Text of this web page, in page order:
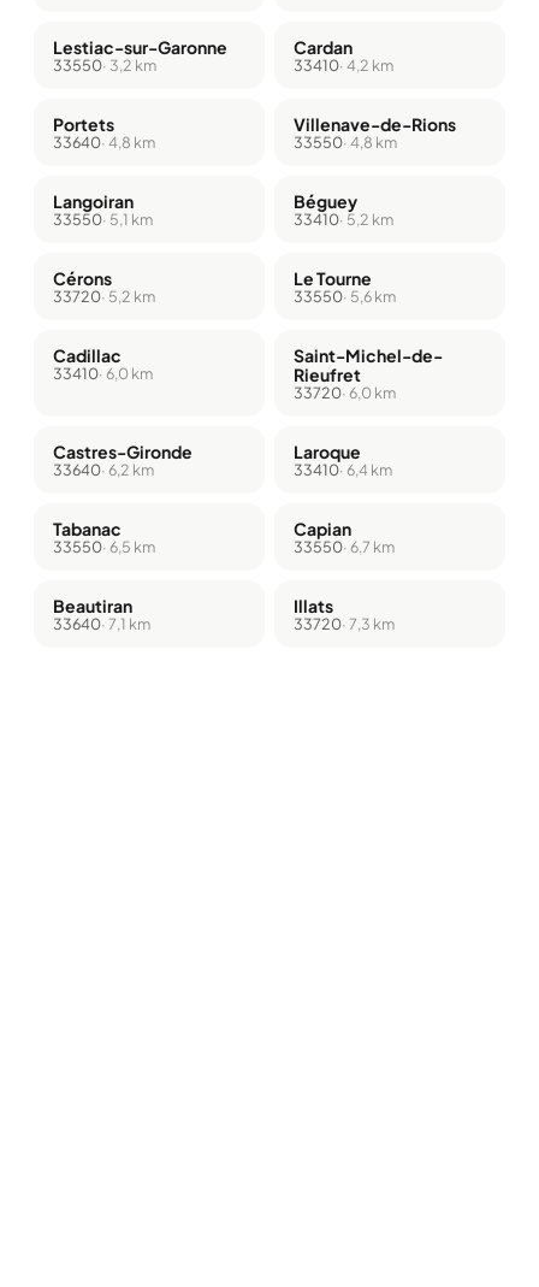
Lestiac-sur-Garonne
33550· 3,2 km
Cardan
33410· 4,2 km
Portets
33640· 4,8 km
Villenave-de-Rions
33550· 4,8 km
Langoiran
33550· 5,1 km
Béguey
33410· 5,2 km
Cérons
33720· 5,2 km
Le Tourne
33550· 5,6 km
Cadillac
33410· 6,0 km
Saint-Michel-de-
Rieufret
33720· 6,0 km
Castres-Gironde
33640· 6,2 km
Laroque
33410· 6,4 km
Tabanac
33550· 6,5 km
Capian
33550· 6,7 km
Beautiran
33640· 7,1 km
Illats
33720· 7,3 km